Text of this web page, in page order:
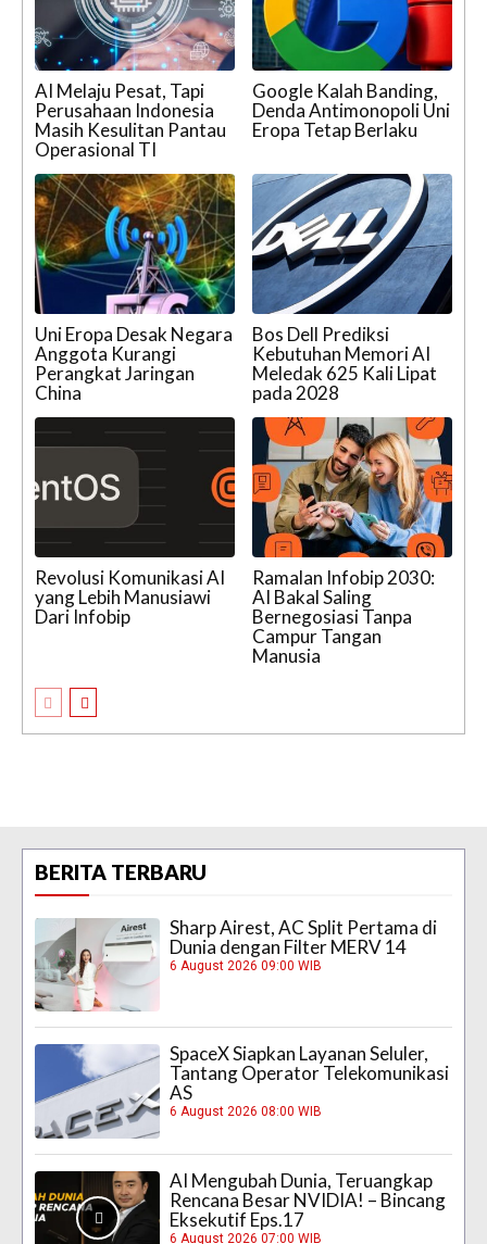
AI Melaju Pesat, Tapi
Perusahaan Indonesia
Masih Kesulitan Pantau
Operasional TI
Google Kalah Banding,
Denda Antimonopoli Uni
Eropa Tetap Berlaku
Uni Eropa Desak Negara
Anggota Kurangi
Perangkat Jaringan
China
Bos Dell Prediksi
Kebutuhan Memori AI
Meledak 625 Kali Lipat
pada 2028
Revolusi Komunikasi AI
yang Lebih Manusiawi
Dari Infobip
Ramalan Infobip 2030:
AI Bakal Saling
Bernegosiasi Tanpa
Campur Tangan
Manusia
BERITA TERBARU
Sharp Airest, AC Split Pertama di
Dunia dengan Filter MERV 14
6 August 2026 09:00 WIB
SpaceX Siapkan Layanan Seluler,
Tantang Operator Telekomunikasi
AS
6 August 2026 08:00 WIB
AI Mengubah Dunia, Teruangkap
Rencana Besar NVIDIA! – Bincang
Eksekutif Eps.17
6 August 2026 07:00 WIB